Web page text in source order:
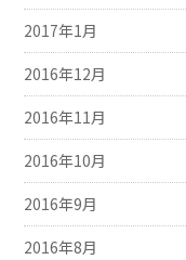
2017年1月
2016年12月
2016年11月
2016年10月
2016年9月
2016年8月